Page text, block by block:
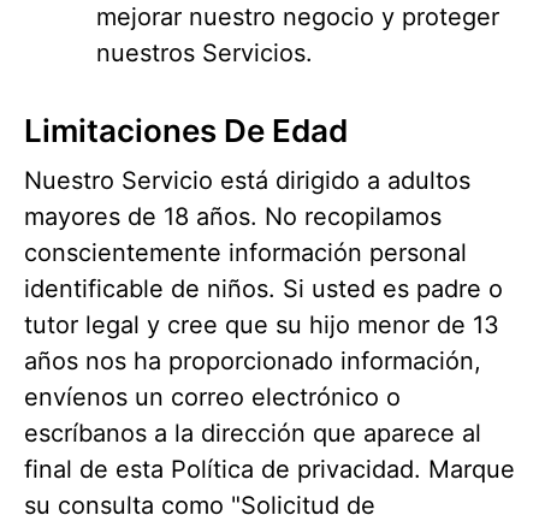
mejorar nuestro negocio y proteger
nuestros Servicios.
Limitaciones De Edad
Nuestro Servicio está dirigido a adultos
mayores de 18 años. No recopilamos
conscientemente información personal
identificable de niños. Si usted es padre o
tutor legal y cree que su hijo menor de 13
años nos ha proporcionado información,
envíenos un correo electrónico o
escríbanos a la dirección que aparece al
final de esta Política de privacidad. Marque
su consulta como "Solicitud de